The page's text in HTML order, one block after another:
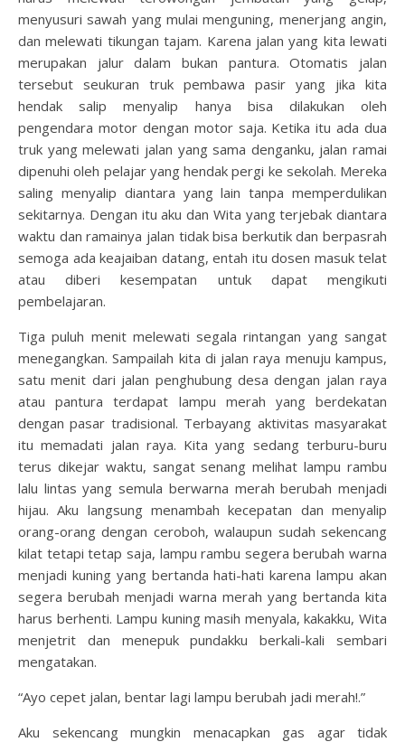
menyusuri sawah yang mulai menguning, menerjang angin,
dan melewati tikungan tajam. Karena jalan yang kita lewati
merupakan jalur dalam bukan pantura. Otomatis jalan
tersebut seukuran truk pembawa pasir yang jika kita
hendak salip menyalip hanya bisa dilakukan oleh
pengendara motor dengan motor saja. Ketika itu ada dua
truk yang melewati jalan yang sama denganku, jalan ramai
dipenuhi oleh pelajar yang hendak pergi ke sekolah. Mereka
saling menyalip diantara yang lain tanpa memperdulikan
sekitarnya. Dengan itu aku dan Wita yang terjebak diantara
waktu dan ramainya jalan tidak bisa berkutik dan berpasrah
semoga ada keajaiban datang, entah itu dosen masuk telat
atau diberi kesempatan untuk dapat mengikuti
pembelajaran.
Tiga puluh menit melewati segala rintangan yang sangat
menegangkan. Sampailah kita di jalan raya menuju kampus,
satu menit dari jalan penghubung desa dengan jalan raya
atau pantura terdapat lampu merah yang berdekatan
dengan pasar tradisional. Terbayang aktivitas masyarakat
itu memadati jalan raya. Kita yang sedang terburu-buru
terus dikejar waktu, sangat senang melihat lampu rambu
lalu lintas yang semula berwarna merah berubah menjadi
hijau. Aku langsung menambah kecepatan dan menyalip
orang-orang dengan ceroboh, walaupun sudah sekencang
kilat tetapi tetap saja, lampu rambu segera berubah warna
menjadi kuning yang bertanda hati-hati karena lampu akan
segera berubah menjadi warna merah yang bertanda kita
harus berhenti. Lampu kuning masih menyala, kakakku, Wita
menjetrit dan menepuk pundakku berkali-kali sembari
mengatakan.
“Ayo cepet jalan, bentar lagi lampu berubah jadi merah!.”
Aku sekencang mungkin menacapkan gas agar tidak